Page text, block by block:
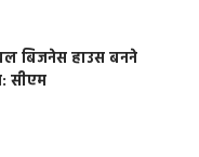
बिजनेस हाउस बनने
सीएम